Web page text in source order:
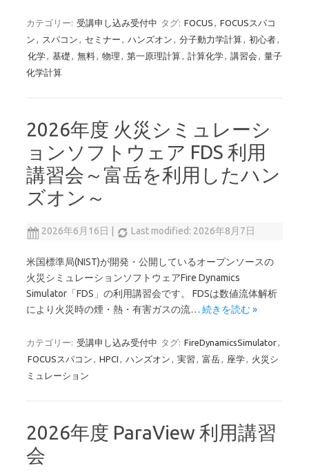
カテゴリー: 受講申し込み受付中 タグ: FOCUS , FOCUSスパコ
ン , スパコン , セミナー , ハンズオン , 分子動力学計算, 初心者,
化学, 基礎 , 無料, 物理 , 第一原理計算, 計算化学, 講習会 , 量子
化学計算
2026年度 火災シミュレーシ
ョンソフトウェア FDS 利用
講習会～富岳を利用したハン
ズオン～
2026年6月16日 Last modified: 2026年8月7日
米国標準局(NIST)が開発・公開しているオープンソースの
火災シミュレーションソフトウェアFire Dynamics
Simulator「FDS」の利用講習会です。 FDSは数値流体解析
により火災時の煙・熱・有害ガスの流… 続きを読む »
カテゴリー: 受講申し込み受付中 タグ: FireDynamicsSimulator,
FOCUSスパコン , HPCI , ハンズオン , 実習 , 富岳, 座学, 火災シ
ミュレーション
2026年度 ParaView 利用講習
会